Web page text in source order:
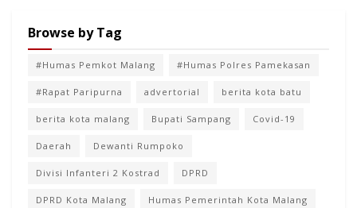
Browse by Tag
#Humas Pemkot Malang #Humas Polres Pamekasan
#Rapat Paripurna advertorial berita kota batu
berita kota malang Bupati Sampang Covid-19
Daerah Dewanti Rumpoko
Divisi Infanteri 2 Kostrad DPRD
DPRD Kota Malang Humas Pemerintah Kota Malang